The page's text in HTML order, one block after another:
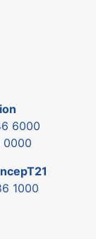
6000
0000
1000